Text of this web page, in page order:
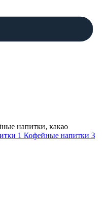
напитки, какао
1 Кофейные напитки 3